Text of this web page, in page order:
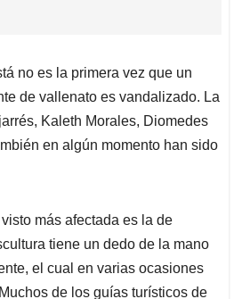
no es la primera vez que un
de vallenato es vandalizado. La
Kaleth Morales, Diomedes
en algún momento han sido
más afectada es la de
tiene un dedo de la mano
el cual en varias ocasiones
de los guías turísticos de